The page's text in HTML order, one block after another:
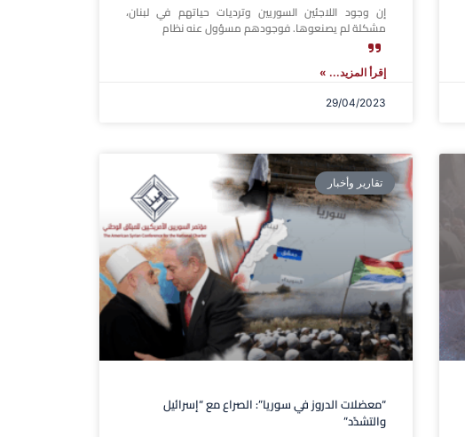
إن وجود اللاجئين السوريين وترديات حياتهم في لبنان،
مشكلة لم يصنعوها. فوجودهم مسؤول عنه نظام
إقرأ المزيد... »
29/04/2023
تقارير وأخبار
“معضلات الدروز في سوريا”: الصراع مع “إسرائيل
والتشدّد”